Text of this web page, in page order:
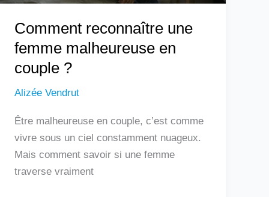
Comment reconnaître une
femme malheureuse en
couple ?
Alizée Vendrut
Être malheureuse en couple, c’est comme
vivre sous un ciel constamment nuageux.
Mais comment savoir si une femme
traverse vraiment